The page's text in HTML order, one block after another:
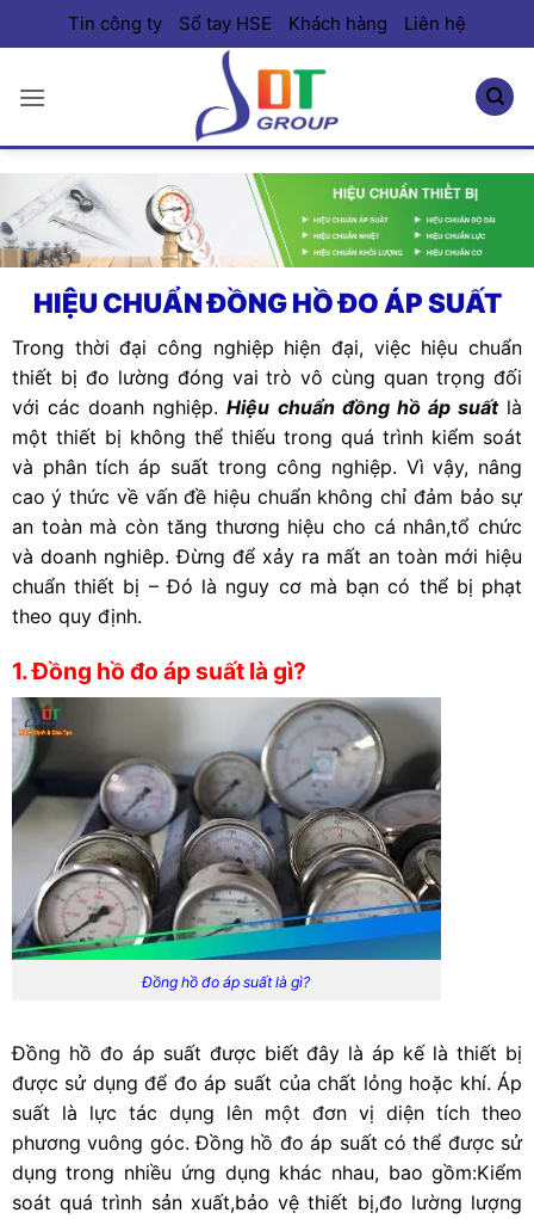
qua
dung
Tin công ty Sổ tay HSE Khách hàng Liên hệ
HIỆU CHUẨN ĐỒNG HỒ ĐO ÁP SUẤT
Trong thời đại công nghiệp hiện đại, việc hiệu chuẩn
thiết bị đo lường đóng vai trò vô cùng quan trọng đối
với các doanh nghiệp.Hiệu chuẩn đồng hồ áp suấtlà
một thiết bị không thể thiếu trong quá trình kiểm soát
và phân tích áp suất trong công nghiệp. Vì vậy, nâng
cao ý thức về vấn đề hiệu chuẩn không chỉ đảm bảo sự
an toàn mà còn tăng thương hiệu cho cá nhân,tổ chức
và doanh nghiêp. Đừng để xảy ra mất an toàn mới hiệu
chuẩn thiết bị – Đó là nguy cơ mà bạn có thể bị phạt
theo quy định.
1. Đồng hồ đo áp suất là gì?
Đồng hồ đo áp suất là gì?
Đồng hồ đo áp suất được biết đây là áp kế là thiết bị
được sử dụng để đo áp suất của chất lỏng hoặc khí. Áp
suất là lực tác dụng lên một đơn vị diện tích theo
phương vuông góc. Đồng hồ đo áp suất có thể được sử
dụng trong nhiều ứng dụng khác nhau, bao gồm:Kiểm
soát quá trình sản xuất,bảo vệ thiết bị,đo lường lượng